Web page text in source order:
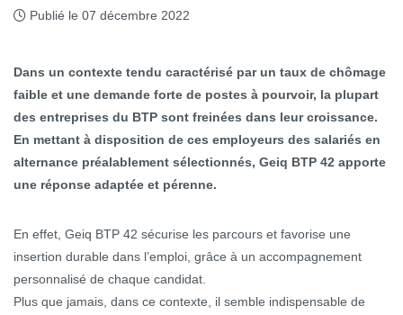
Publié le 07 décembre 2022
Dans un contexte tendu caractérisé par un taux de chômage
faible et une demande forte de postes à pourvoir, la plupart
des entreprises du BTP sont freinées dans leur croissance.
En mettant à disposition de ces employeurs des salariés en
alternance préalablement sélectionnés, Geiq BTP 42 apporte
une réponse adaptée et pérenne.
En effet, Geiq BTP 42 sécurise les parcours et favorise une
insertion durable dans l’emploi, grâce à un accompagnement
personnalisé de chaque candidat.
Plus que jamais, dans ce contexte, il semble indispensable de